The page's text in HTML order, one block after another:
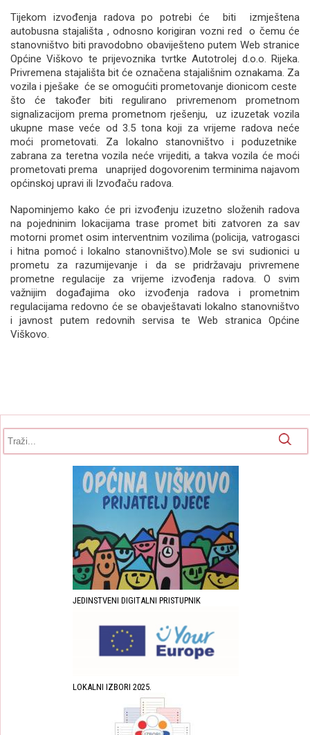
Tijekom izvođenja radova po potrebi će biti izmještena
autobusna stajališta , odnosno korigiran vozni red o čemu će
stanovništvo biti pravodobno obaviješteno putem Web stranice
Općine Viškovo te prijevoznika tvrtke Autotrolej d.o.o. Rijeka.
Privremena stajališta bit će označena stajališnim oznakama. Za
vozila i pješake će se omogućiti prometovanje dionicom ceste
što će također biti regulirano privremenom prometnom
signalizacijom prema prometnom rješenju, uz izuzetak vozila
ukupne mase veće od 3.5 tona koji za vrijeme radova neće
moći prometovati. Za lokalno stanovništvo i poduzetnike
zabrana za teretna vozila neće vrijediti, a takva vozila će moći
prometovati prema unaprijed dogovorenim terminima najavom
općinskoj upravi ili Izvođaču radova.
Napominjemo kako će pri izvođenju izuzetno složenih radova
na pojedninim lokacijama trase promet biti zatvoren za sav
motorni promet osim interventnim vozilima (policija, vatrogasci
i hitna pomoć i lokalno stanovništvo).Mole se svi sudionici u
prometu za razumijevanje i da se pridržavaju privremene
prometne regulacije za vrijeme izvođenja radova. O svim
važnijim događajima oko izvođenja radova i prometnim
regulacijama redovno će se obavještavati lokalno stanovništvo
i javnost putem redovnih servisa te Web stranica Općine
Viškovo.
JEDINSTVENI DIGITALNI PRISTUPNIK
LOKALNI IZBORI 2025.